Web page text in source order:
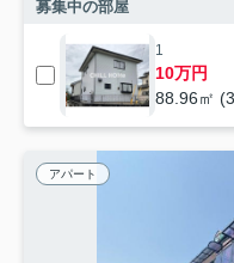
募集中の部屋
1
10万円
88.96㎡
アパート